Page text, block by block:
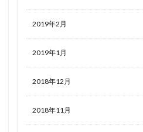
2019年2月
2019年1月
2018年12月
2018年11月